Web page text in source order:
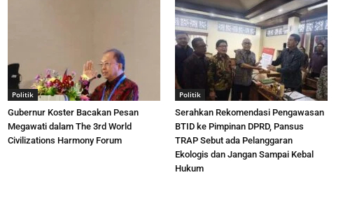
Politik
Gubernur Koster Bacakan Pesan
Megawati dalam The 3rd World
Civilizations Harmony Forum
Politik
Serahkan Rekomendasi Pengawasan
BTID ke Pimpinan DPRD, Pansus
TRAP Sebut ada Pelanggaran
Ekologis dan Jangan Sampai Kebal
Hukum